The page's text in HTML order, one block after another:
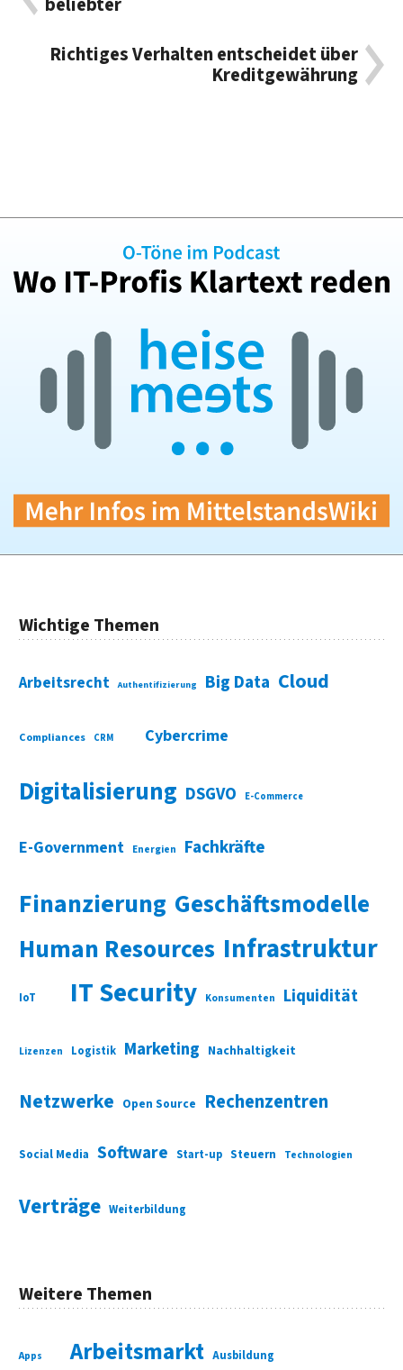
beliebter
Richtiges Verhalten entscheidet über
Kreditgewährung
Wichtige Themen
Arbeitsrecht Authentifizierung Big Data Cloud
Compliances CRM Cybercrime
Digitalisierung DSGVO E-Commerce
E-Government Energien Fachkräfte
Finanzierung Geschäftsmodelle
Human Resources Infrastruktur
IoT IT Security Konsumenten Liquidität
Lizenzen Logistik Marketing Nachhaltigkeit
Netzwerke Open Source Rechenzentren
Social Media Software Start-up Steuern Technologien
Verträge Weiterbildung
Weitere Themen
Apps Arbeitsmarkt Ausbildung